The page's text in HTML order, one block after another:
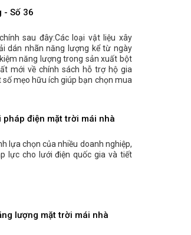
- Số 36
sau đây:Các loại vật liệu xây
dán nhãn năng lượng kể từ ngày
năng lượng trong sản xuất bột
mới về chính sách hỗ trợ hộ gia
mẹo hữu ích giúp bạn chọn mua
điện mặt trời mái nhà
lựa chọn của nhiều doanh nghiệp,
lực cho lưới điện quốc gia và tiết
lượng mặt trời mái nhà